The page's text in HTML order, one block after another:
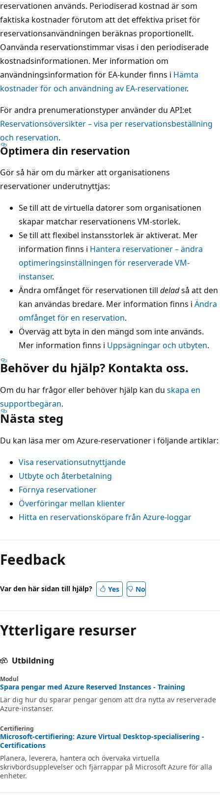
reservationen används. Periodiserad kostnad är som
faktiska kostnader förutom att det effektiva priset för
reservationsanvändningen beräknas proportionellt.
Oanvända reservationstimmar visas i den periodiserade
kostnadsinformationen. Mer information om
användningsinformation för EA-kunder finns i Hämta
kostnader för och användning av EA-reservationer.
För andra prenumerationstyper använder du API:et
Reservationsöversikter – visa per reservationsbeställning
och reservation.
Optimera din reservation
Gör så här om du märker att organisationens
reservationer underutnyttjas:
Se till att de virtuella datorer som organisationen
skapar matchar reservationens VM-storlek.
Se till att flexibel instansstorlek är aktiverat. Mer
information finns i Hantera reservationer – ändra
optimeringsinställningen för reserverade VM-
instanser.
Ändra omfånget för reservationen till deladså att den
kan användas bredare. Mer information finns i Ändra
omfånget för en reservation.
Överväg att byta in den mängd som inte används.
Mer information finns i Uppsägningar och utbyten.
Behöver du hjälp? Kontakta oss.
Om du har frågor eller behöver hjälp kan du skapa en
supportbegäran.
Nästa steg
Du kan läsa mer om Azure-reservationer i följande artiklar:
Visa reservationsutnyttjande
Utbyte och återbetalning
Förnya reservationer
Överföringar mellan klienter
Hitta en reservationsköpare från Azure-loggar
Feedback
Var den här sidan till hjälp? Yes No
Ytterligare resurser
Utbildning
Modul
Spara pengar med Azure Reserved Instances - Training
Lär dig hur du sparar pengar genom att dra nytta av reserverade
Azure-instanser.
Certifiering
Microsoft-certifiering: Azure Virtual Desktop-specialisering -
Certifications
Planera, leverera, hantera och övervaka virtuella
skrivbordsupplevelser och fjärrappar på Microsoft Azure för alla
enheter.